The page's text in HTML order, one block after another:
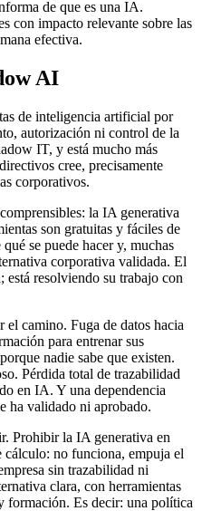
de que es una IA.
con impacto relevante sobre las
efectiva.
AI
de inteligencia artificial por
autorización ni control de la
IT, y está mucho más
cree, precisamente
corporativos.
la IA generativa
son gratuitas y fáciles de
se puede hacer y, muchas
corporativa validada. El
está resolviendo su trabajo con
el camino. Fuga de datos hacia
para entrenar sus
nadie sabe que existen.
Pérdida total de trazabilidad
en IA. Y una dependencia
ha validado ni aprobado.
Prohibir la IA generativa en
cálculo: no funciona, empuja el
sin trazabilidad ni
clara, con herramientas
formación. Es decir: una política